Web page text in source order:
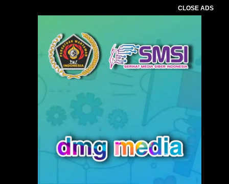
CLOSE ADS